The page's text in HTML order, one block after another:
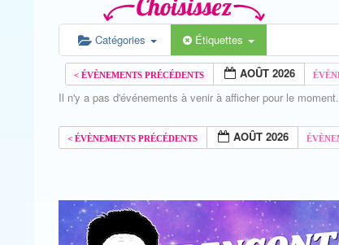
Catégories Étiquettes
AOÛT 2026
Il n'y a pas d'événements à venir à afficher pour le moment.
AOÛT 2026